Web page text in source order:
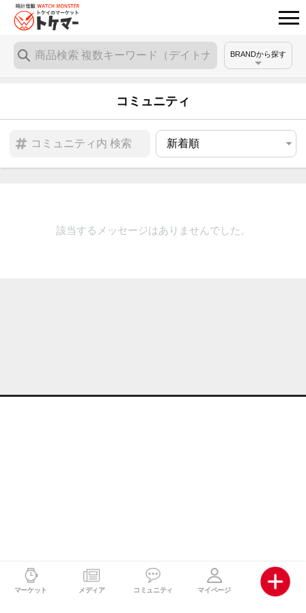
BRANDから探す
コミュニティ
該当するメッセージはありませんでした。
マーケット メディア コミュニティ マイページ